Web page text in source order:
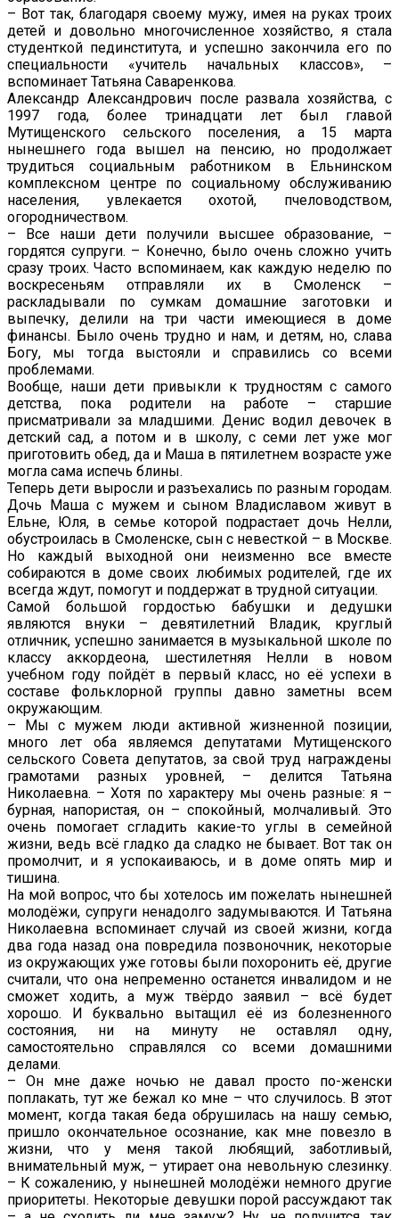
– Вот так, благодаря своему мужу, имея на руках троих
детей и довольно многочисленное хозяйство, я стала
студенткой пединститута, и успешно закончила его по
специальности «учитель начальных классов», –
вспоминает Татьяна Саваренкова.
Александр Александрович после развала хозяйства, с
1997 года, более тринадцати лет был главой
Мутищенского сельского поселения, а 15 марта
нынешнего года вышел на пенсию, но продолжает
трудиться социальным работником в Ельнинском
комплексном центре по социальному обслуживанию
населения, увлекается охотой, пчеловодством,
огородничеством.
– Все наши дети получили высшее образование, –
гордятся супруги. – Конечно, было очень сложно учить
сразу троих. Часто вспоминаем, как каждую неделю по
воскресеньям отправляли их в Смоленск –
раскладывали по сумкам домашние заготовки и
выпечку, делили на три части имеющиеся в доме
финансы. Было очень трудно и нам, и детям, но, слава
Богу, мы тогда выстояли и справились со всеми
проблемами.
Вообще, наши дети привыкли к трудностям с самого
детства, пока родители на работе – старшие
присматривали за младшими. Денис водил девочек в
детский сад, а потом и в школу, с семи лет уже мог
приготовить обед, да и Маша в пятилетнем возрасте уже
могла сама испечь блины.
Теперь дети выросли и разъехались по разным городам.
Дочь Маша с мужем и сыном Владиславом живут в
Ельне, Юля, в семье которой подрастает дочь Нелли,
обустроилась в Смоленске, сын с невесткой – в Москве.
Но каждый выходной они неизменно все вместе
собираются в доме своих любимых родителей, где их
всегда ждут, помогут и поддержат в трудной ситуации.
Самой большой гордостью бабушки и дедушки
являются внуки – девятилетний Владик, круглый
отличник, успешно занимается в музыкальной школе по
классу аккордеона, шестилетняя Нелли в новом
учебном году пойдёт в первый класс, но её успехи в
составе фольклорной группы давно заметны всем
окружающим.
– Мы с мужем люди активной жизненной позиции,
много лет оба являемся депутатами Мутищенского
сельского Совета депутатов, за свой труд награждены
грамотами разных уровней, – делится Татьяна
Николаевна. – Хотя по характеру мы очень разные: я –
бурная, напористая, он – спокойный, молчаливый. Это
очень помогает сгладить какие-то углы в семейной
жизни, ведь всё гладко да сладко не бывает. Вот так он
промолчит, и я успокаиваюсь, и в доме опять мир и
тишина.
На мой вопрос, что бы хотелось им пожелать нынешней
молодёжи, супруги ненадолго задумываются. И Татьяна
Николаевна вспоминает случай из своей жизни, когда
два года назад она повредила позвоночник, некоторые
из окружающих уже готовы были похоронить её, другие
считали, что она непременно останется инвалидом и не
сможет ходить, а муж твёрдо заявил – всё будет
хорошо. И буквально вытащил её из болезненного
состояния, ни на минуту не оставлял одну,
самостоятельно справлялся со всеми домашними
делами.
– Он мне даже ночью не давал просто по-женски
поплакать, тут же бежал ко мне – что случилось. В этот
момент, когда такая беда обрушилась на нашу семью,
пришло окончательное осознание, как мне повезло в
жизни, что у меня такой любящий, заботливый,
внимательный муж, – утирает она невольную слезинку.
– К сожалению, у нынешней молодёжи немного другие
приоритеты. Некоторые девушки порой рассуждают так